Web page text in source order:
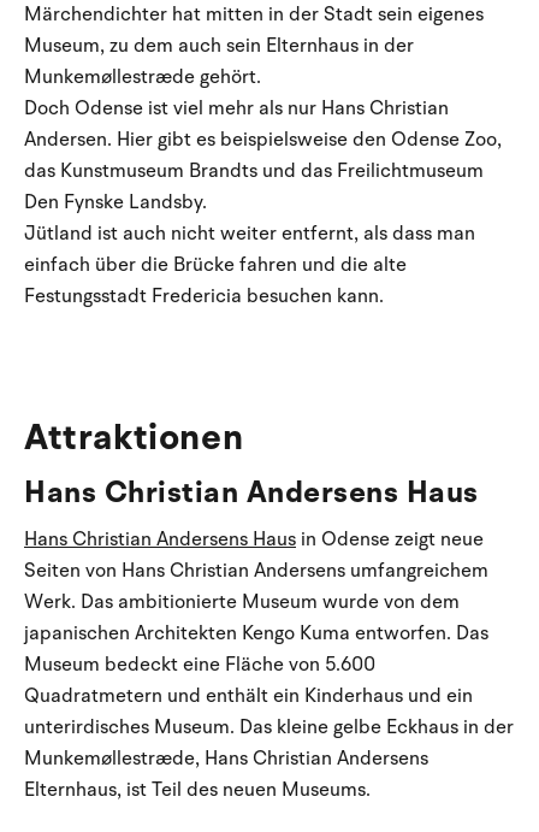
Märchendichter hat mitten in der Stadt sein eigenes
Museum, zu dem auch sein Elternhaus in der
Munkemøllestræde gehört.
Doch Odense ist viel mehr als nur Hans Christian
Andersen. Hier gibt es beispielsweise den Odense Zoo,
das Kunstmuseum Brandts und das Freilichtmuseum
Den Fynske Landsby.
Jütland ist auch nicht weiter entfernt, als dass man
einfach über die Brücke fahren und die alte
Festungsstadt Fredericia besuchen kann.
Attraktionen
Hans Christian Andersens Haus
Hans Christian Andersens Haus in Odense zeigt neue
Seiten von Hans Christian Andersens umfangreichem
Werk. Das ambitionierte Museum wurde von dem
japanischen Architekten Kengo Kuma entworfen. Das
Museum bedeckt eine Fläche von 5.600
Quadratmetern und enthält ein Kinderhaus und ein
unterirdisches Museum. Das kleine gelbe Eckhaus in der
Munkemøllestræde, Hans Christian Andersens
Elternhaus, ist Teil des neuen Museums.